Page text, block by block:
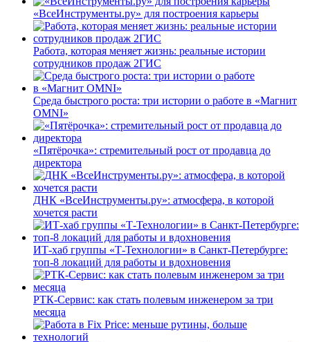
«ВсеИнструменты.ру» для построения карьеры
Работа, которая меняет жизнь: реальные истории
сотрудников продаж 2ГИС
Среда быстрого роста: три истории о работе в «Магнит
OMNI»
«Пятёрочка»: стремительный рост от продавца до
директора
ДНК «ВсеИнструменты.ру»: атмосфера, в которой
хочется расти
ИТ-хаб группы «Т-Технологии» в Санкт-Петербурге:
топ-8 локаций для работы и вдохновения
РТК-Сервис: как стать полевым инженером за три
месяца